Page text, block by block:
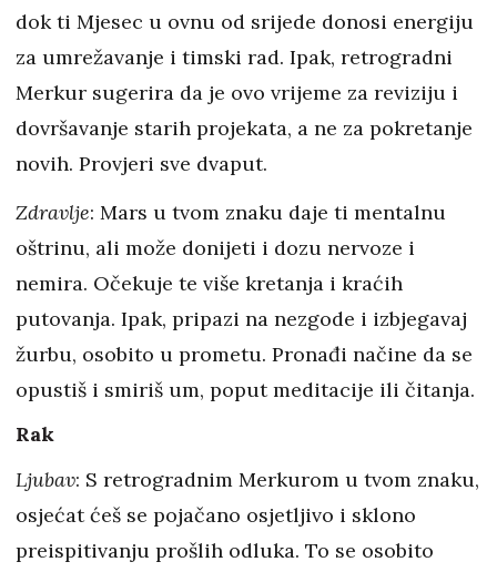
dok ti Mjesec u ovnu od srijede donosi energiju
za umrežavanje i timski rad. Ipak, retrogradni
Merkur sugerira da je ovo vrijeme za reviziju i
dovršavanje starih projekata, a ne za pokretanje
novih. Provjeri sve dvaput.
Zdravlje: Mars u tvom znaku daje ti mentalnu
oštrinu, ali može donijeti i dozu nervoze i
nemira. Očekuje te više kretanja i kraćih
putovanja. Ipak, pripazi na nezgode i izbjegavaj
žurbu, osobito u prometu. Pronađi načine da se
opustiš i smiriš um, poput meditacije ili čitanja.
Rak
Ljubav: S retrogradnim Merkurom u tvom znaku,
osjećat ćeš se pojačano osjetljivo i sklono
preispitivanju prošlih odluka. To se osobito